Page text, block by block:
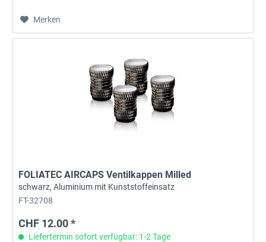
Merken
FOLIATEC AIRCAPS Ventilkappen Milled
schwarz, Aluminium mit Kunststoffeinsatz
FT-32708
CHF 12.00 *
Liefertermin sofort verfügbar: 1-2 Tage